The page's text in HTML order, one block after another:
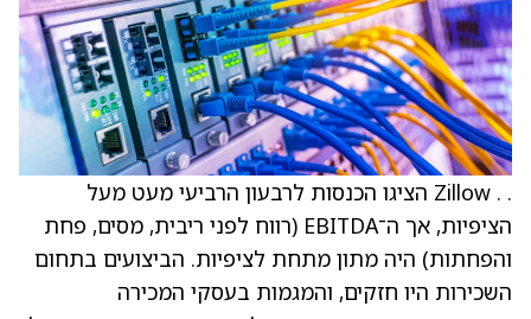
. . Zillow הציגו הכנסות לרבעון הרביעי מעט מעל
הציפיות, אך ה־EBITDA (רווח לפני ריבית, מסים, פחת
והפחתות) היה מתון מתחת לציפיות. הביצועים בתחום
השכירות היו חזקים, והמגמות בעסקי המכירה